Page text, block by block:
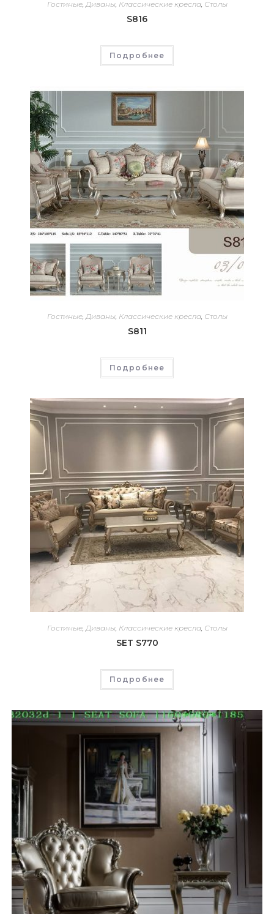
Гостиные,Диваны, Классические кресла, Столы
S816
Подробнее
Гостиные, Диваны, Классические кресла, Столы
S811
Подробнее
Гостиные,Диваны, Классические кресла, Столы
SET S770
Подробнее